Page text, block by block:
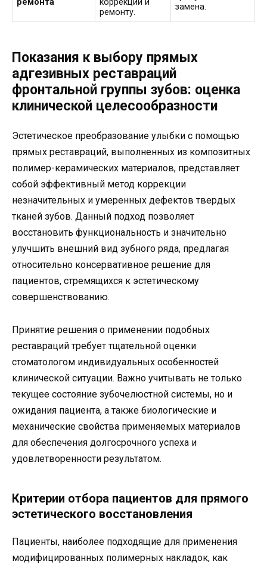
ремонта
коррекции и
ремонту.
замена.
Показания к выбору прямых
адгезивных реставраций
фронтальной группы зубов: оценка
клинической целесообразности
Эстетическое преобразование улыбки с помощью
прямых реставраций, выполненных из композитных
полимер-керамических материалов, представляет
собой эффективный метод коррекции
незначительных и умеренных дефектов твердых
тканей зубов. Данный подход позволяет
восстановить функциональность и значительно
улучшить внешний вид зубного ряда, предлагая
относительно консервативное решение для
пациентов, стремящихся к эстетическому
совершенствованию.
Принятие решения о применении подобных
реставраций требует тщательной оценки
стоматологом индивидуальных особенностей
клинической ситуации. Важно учитывать не только
текущее состояние зубочелюстной системы, но и
ожидания пациента, а также биологические и
механические свойства применяемых материалов
для обеспечения долгосрочного успеха и
удовлетворенности результатом.
Критерии отбора пациентов для прямого
эстетического восстановления
Пациенты, наиболее подходящие для применения
модифицированных полимерных накладок, как